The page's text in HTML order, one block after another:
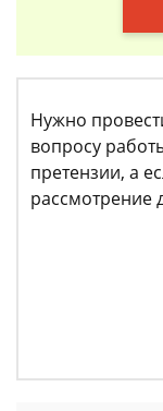
Нужно
вопросу
претензии, а
рассмотрение